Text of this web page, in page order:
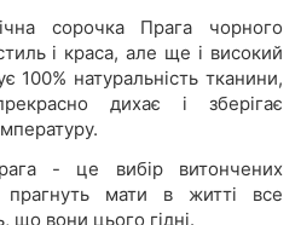
сорочка Прага чорного
і краса, але ще і високий
100% натуральність тканини,
дихає і зберігає
- це вибір витончених
мати в житті все
що вони цього гідні.